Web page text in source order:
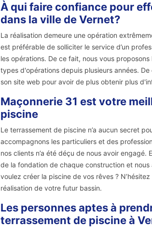
À qui faire confiance pour
dans la ville de Vernet?
La réalisation demeure une opération
est préférable de solliciter le service d’un
les opérations. De ce fait, nous vous
types d'opérations depuis plusieurs années.
son site web pour avoir de plus obtenir plus
Maçonnerie 31 est votre
piscine
Le terrassement de piscine n’a aucun secret
accompagnons les particuliers et des
nos clients n’a été déçu de nous avoir
de la fondation de chaque construction et nous
voulez créer la piscine de vos rêves ?
réalisation de votre futur bassin.
Les personnes aptes à
terrassement de piscine à